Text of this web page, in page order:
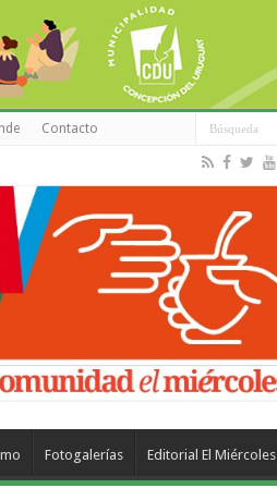
Contacto
Fotogalerías Editorial El Miércoles